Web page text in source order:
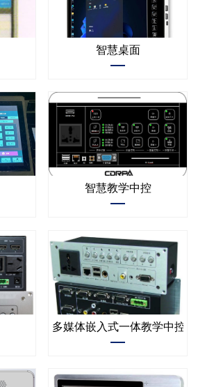
智慧桌面
智慧教学中控
多媒体嵌入式一体教学中控